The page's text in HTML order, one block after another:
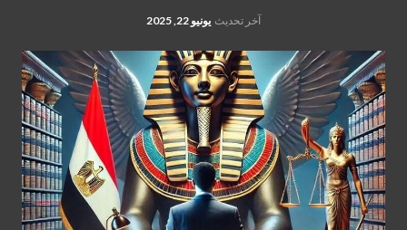
آخر تحديث يونيو 22, 2025